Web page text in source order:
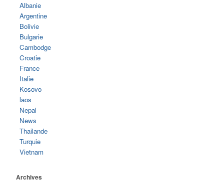
Albanie
Argentine
Bolivie
Bulgarie
Cambodge
Croatie
France
Italie
Kosovo
laos
Nepal
News
Thailande
Turquie
Vietnam
Archives